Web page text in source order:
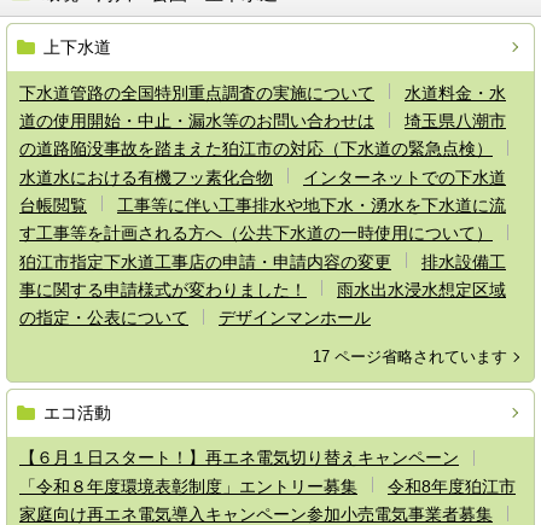
上下水道
下水道管路の全国特別重点調査の実施について
水道料金・水
道の使用開始・中止・漏水等のお問い合わせは
埼玉県八潮市
の道路陥没事故を踏まえた狛江市の対応（下水道の緊急点検）
水道水における有機フッ素化合物
インターネットでの下水道
台帳閲覧
工事等に伴い工事排水や地下水・湧水を下水道に流
す工事等を計画される方へ（公共下水道の一時使用について）
狛江市指定下水道工事店の申請・申請内容の変更
排水設備工
事に関する申請様式が変わりました！
雨水出水浸水想定区域
の指定・公表について
デザインマンホール
17 ページ省略されています
エコ活動
【６月１日スタート！】再エネ電気切り替えキャンペーン
「令和８年度環境表彰制度」エントリー募集
令和8年度狛江市
家庭向け再エネ電気導入キャンペーン参加小売電気事業者募集